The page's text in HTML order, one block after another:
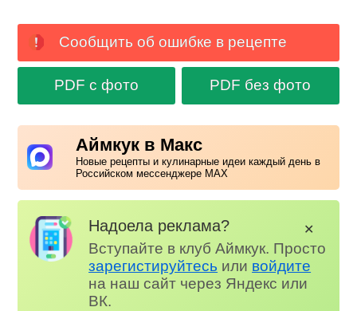
Сообщить об ошибке в рецепте
PDF с фото PDF без фото
Аймкук в Макс
Новые рецепты и кулинарные идеи каждый день в
Российском мессенджере MAX
Надоела реклама?
Вступайте в клуб Аймкук. Просто
зарегистируйтесь или войдите
на наш сайт через Яндекс или
ВК.
✕